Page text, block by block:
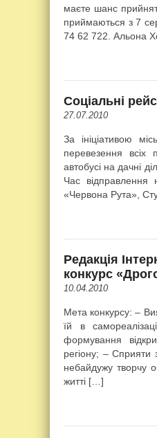
маєте шанс
приймаються з 7
74 62 722. Альона
Соціальні
27.07.2010
За ініціативою
перевезення всіх
автобусі на дачні
Час
«Червона Рута»,
Редакція
конкурс
10.04.2010
Мета конкурсу: –
їй в
формування
регіону; – Сприяти
небайдужу творчу
житті […]